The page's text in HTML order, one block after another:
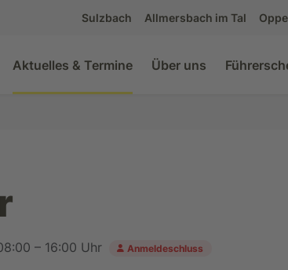
Sulzbach Allmersbach im Tal
Aktuelles & Termine Über uns
– 16:00 Uhr Anmeldeschluss